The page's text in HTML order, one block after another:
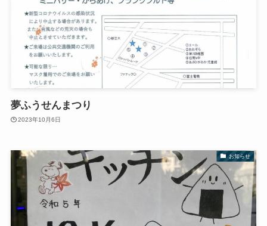
夢ふうせんまつり
2023年10月6日
お知らせ